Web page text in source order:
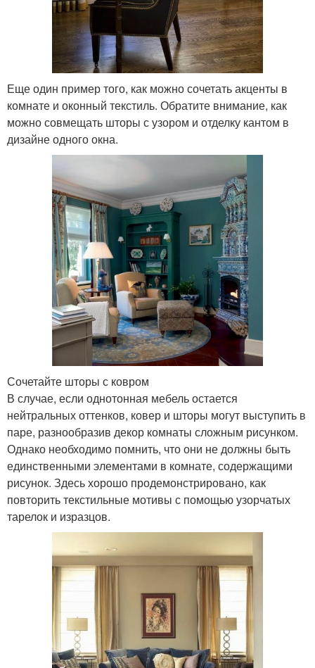
Еще один пример того, как можно сочетать акценты в
комнате и оконный текстиль. Обратите внимание, как
можно совмещать шторы с узором и отделку кантом в
дизайне одного окна.
Сочетайте шторы с ковром
В случае, если однотонная мебель остается
нейтральных оттенков, ковер и шторы могут выступить в
паре, разнообразив декор комнаты сложным рисунком.
Однако необходимо помнить, что они не должны быть
единственными элементами в комнате, содержащими
рисунок. Здесь хорошо продемонстрировано, как
повторить текстильные мотивы с помощью узорчатых
тарелок и изразцов.